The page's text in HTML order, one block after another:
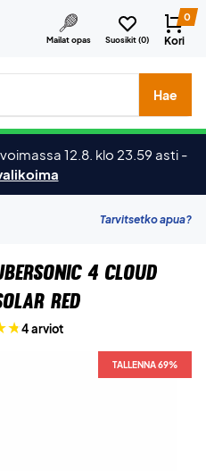
Mailat opas Suosikit (0)
0
Kori
jne.
Hae
voimassa 12.8. klo 23.59 asti -
Tarvitsetko apua?
4 Cloud
Red
4 arviot
TALLENNA 69%
TALLENNA 69%
TALLENNA 69%
TALLENNA 69%
TALLENNA 69%